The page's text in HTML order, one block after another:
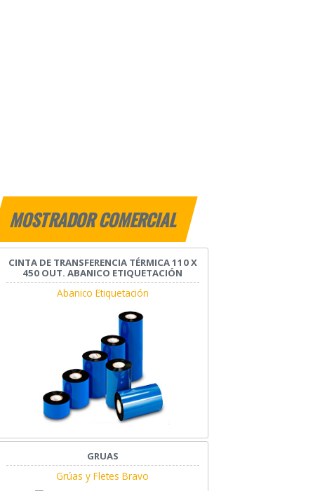
MOSTRADOR COMERCIAL
CINTA DE TRANSFERENCIA TÉRMICA 110 X
450 OUT. ABANICO ETIQUETACIÓN
Abanico Etiquetación
GRUAS
Grúas y Fletes Bravo